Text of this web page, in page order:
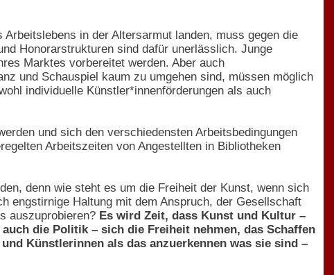
in der Altersarmut landen, muss gegen die
Honorarstrukturen sind dafür unerlässlich. Junge
Marktes vorbereitet werden. Aber auch
und Schauspiel kaum zu umgehen sind, müssen möglich
individuelle Künstler*innenförderungen als auch
und sich den verschiedensten Arbeitsbedingungen
Arbeitszeiten von Angestellten in Bibliotheken
denn wie steht es um die Freiheit der Kunst, wenn sich
engstirnige Haltung mit dem Anspruch, der Gesellschaft
auszuprobieren? Es wird Zeit, dass Kunst und Kultur –
die Politik – sich die Freiheit nehmen, das Schaffen
Künstlerinnen als das anzuerkennen was sie sind –